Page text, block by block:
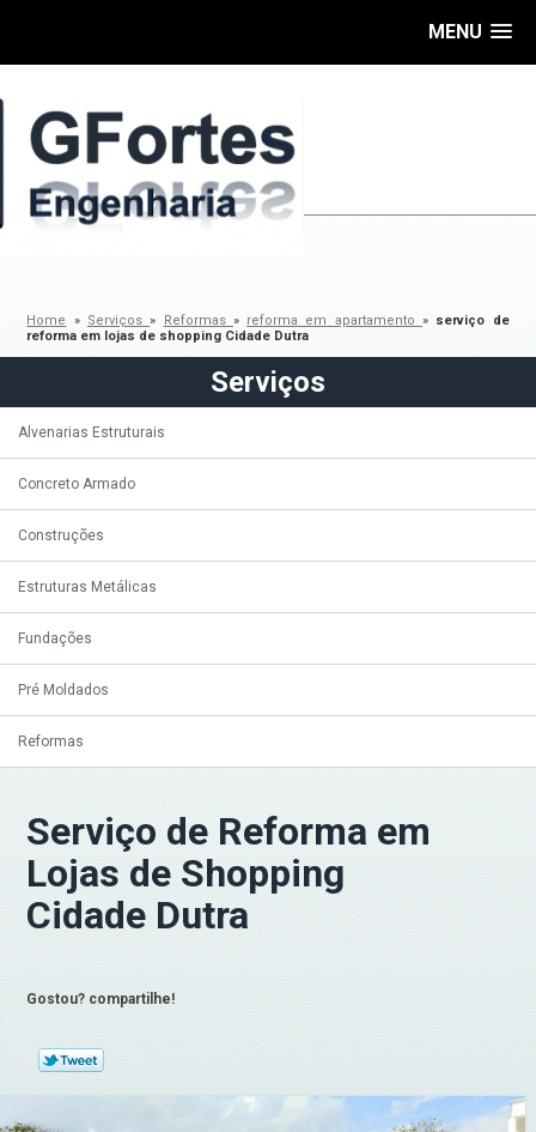
MENU
Home » Serviços» Reformas » reforma em apartamento»serviço de
reforma em lojas de shopping Cidade Dutra
Serviços
Alvenarias Estruturais
Concreto Armado
Construções
Estruturas Metálicas
Fundações
Pré Moldados
Reformas
Serviço de Reforma em
Lojas de Shopping
Cidade Dutra
Gostou? compartilhe!